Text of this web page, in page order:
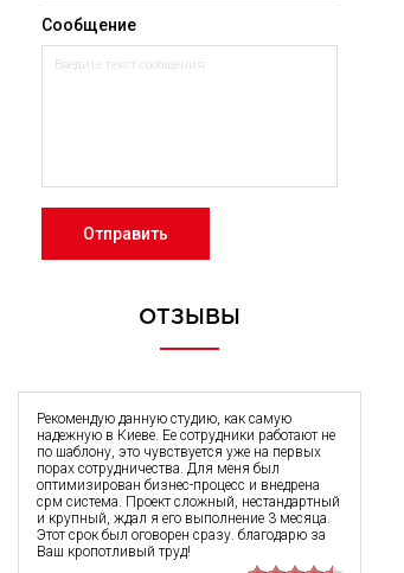
Сообщение
Отправить
ОТЗЫВЫ
Рекомендую данную студию, как самую
надежную в Киеве. Ее сотрудники работают не
по шаблону, это чувствуется уже на первых
порах сотрудничества. Для меня был
оптимизирован бизнес-процесс и внедрена
срм система. Проект сложный, нестандартный
и крупный, ждал я его выполнение 3 месяца.
Этот срок был оговорен сразу. благодарю за
Ваш кропотливый труд!